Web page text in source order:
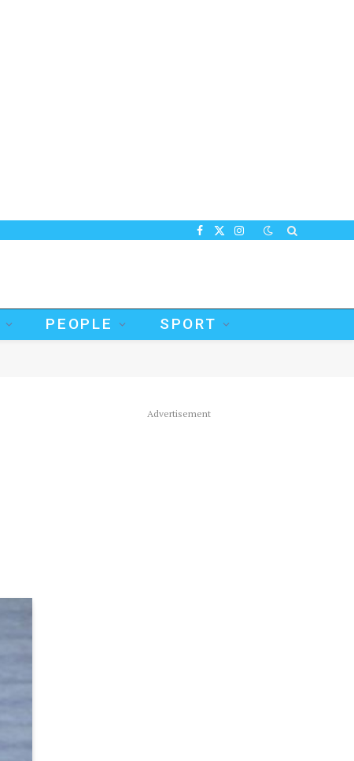
Facebook
X
Instagram
PEOPLE SPORT
Advertisement